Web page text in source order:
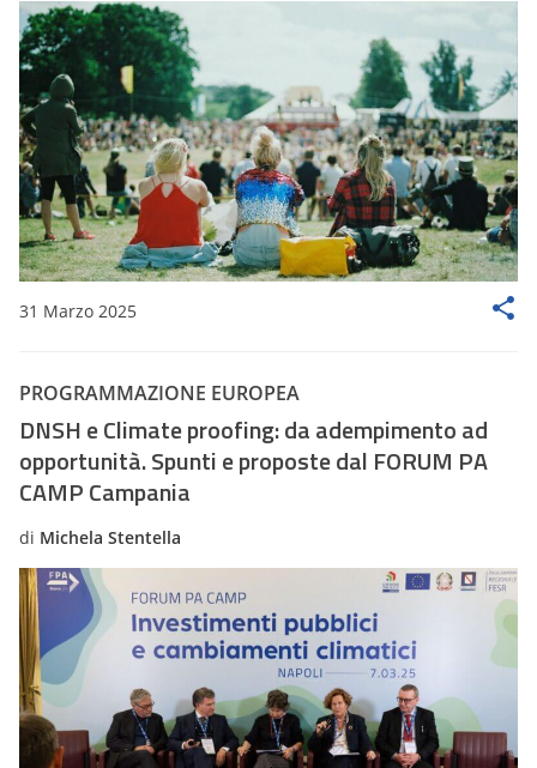
31 Marzo 2025
PROGRAMMAZIONE EUROPEA
DNSH e Climate proofing: da adempimento ad
opportunità. Spunti e proposte dal FORUM PA
CAMP Campania
di Michela Stentella